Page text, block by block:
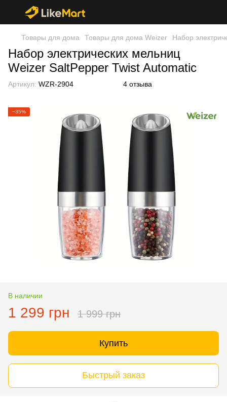
Товары для дома Товары для дома Weizer Набор
Набор электрических мельниц
Weizer SaltPepper Twist Automatic
Артикул: WZR-2904 4 отзыва
−35%
В наличии
1 299 грн 1 999 грн
Купить
Быстрый заказ